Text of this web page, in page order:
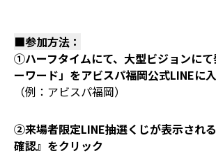
■参加方法：
①ハーフタイムにて、大型ビジョンに
ーワード」をアビスパ福岡公式LINEに
（例：アビスパ福岡）
②来場者限定LINE抽選くじが表示され
確認』をクリック